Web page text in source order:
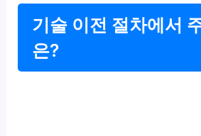
기술 이전 절차에서
은?